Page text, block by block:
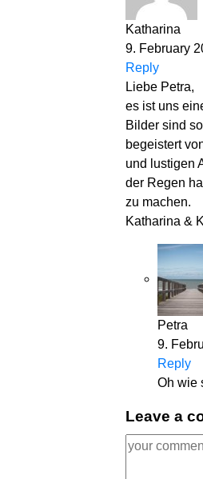
Katharina
9. February
Reply
Liebe Petra,
es ist uns
Bilder sind
begeistert
und lustigen
der Regen
zu machen.
Katharina &
Petra
9.
Reply
Oh wie
Leave a